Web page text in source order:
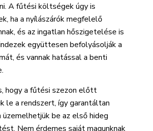
A fűtési költségek úgy is
ha a nyílászárók megfelelő
és az ingatlan hőszigetelése is
együttesen befolyásolják a
és vannak hatással a benti
hogy a fűtési szezon előtt
le a rendszert, így garantáltan
üzemelhetjük be az első hideg
Nem érdemes saját magunknak